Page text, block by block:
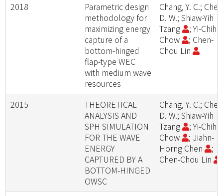
2018
Parametric design
methodology for
maximizing energy
capture of a
bottom-hinged
flap-type WEC
with medium wave
resources
Chang, Y. C.;
D. W.; Shiaw-Yih
Tzang
; Yi-Chih
Chow
; Chen-
Chou Lin
2015
THEORETICAL
ANALYSIS AND
SPH SIMULATION
FOR THE WAVE
ENERGY
CAPTURED BY A
BOTTOM-HINGED
OWSC
Chang, Y. C.;
D. W.; Shiaw-Yih
Tzang
; Yi-Chih
Chow
; Jiahn-
Horng Chen
;
Chen-Chou Lin